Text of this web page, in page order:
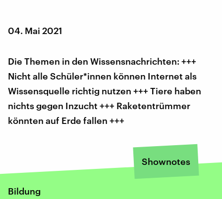
04. Mai 2021
Die Themen in den Wissensnachrichten: +++
Nicht alle Schüler*innen können Internet als
Wissensquelle richtig nutzen +++ Tiere haben
nichts gegen Inzucht +++ Raketentrümmer
könnten auf Erde fallen +++
Shownotes
Bildung